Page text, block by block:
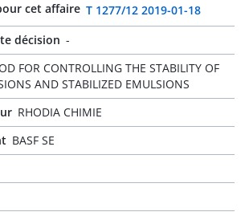
cet affaire T 1277/12 2019-01-18
décision -
FOR CONTROLLING THE STABILITY OF
AND STABILIZED EMULSIONS
RHODIA CHIMIE
BASF SE